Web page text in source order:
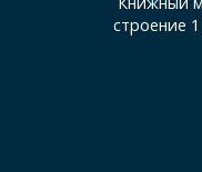
строение